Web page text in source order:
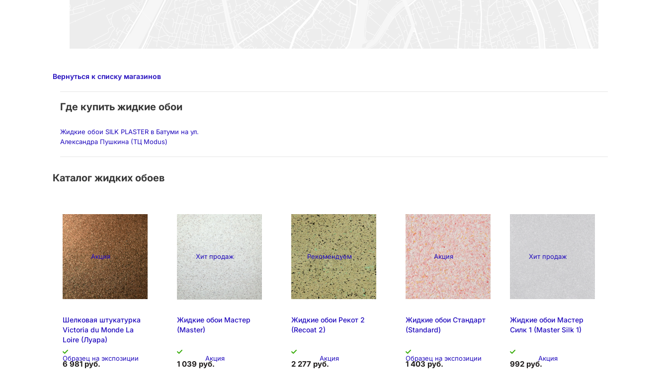
Вернуться к списку магазинов
Где купить жидкие обои
Жидкие обои SILK PLASTER в Батуми на ул.
Александра Пушкина (ТЦ Modus)
Каталог жидких обоев
Акция
Образец на экспозиции
Шелковая штукатурка
Victoria du Monde La
Loire (Луара)
6 981 руб.
Хит продаж
Акция
Жидкие обои Мастер
(Master)
1 039 руб.
Рекомендуем
Акция
Жидкие обои Рекот 2
(Recoat 2)
2 277 руб.
Акция
Образец на экспозиции
Жидкие обои Стандарт
(Standard)
1 403 руб.
Хит продаж
Акция
Жидкие обои Мастер
Силк 1 (Master Silk 1)
992 руб.